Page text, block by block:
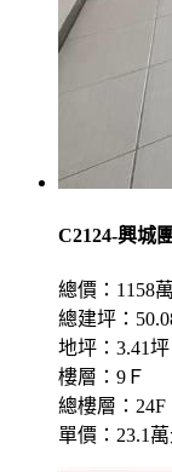
C2124-興城
總價：1158
總建坪：
地坪：3.41坪
樓層：9Ｆ
總樓層：24F
單價：23.1